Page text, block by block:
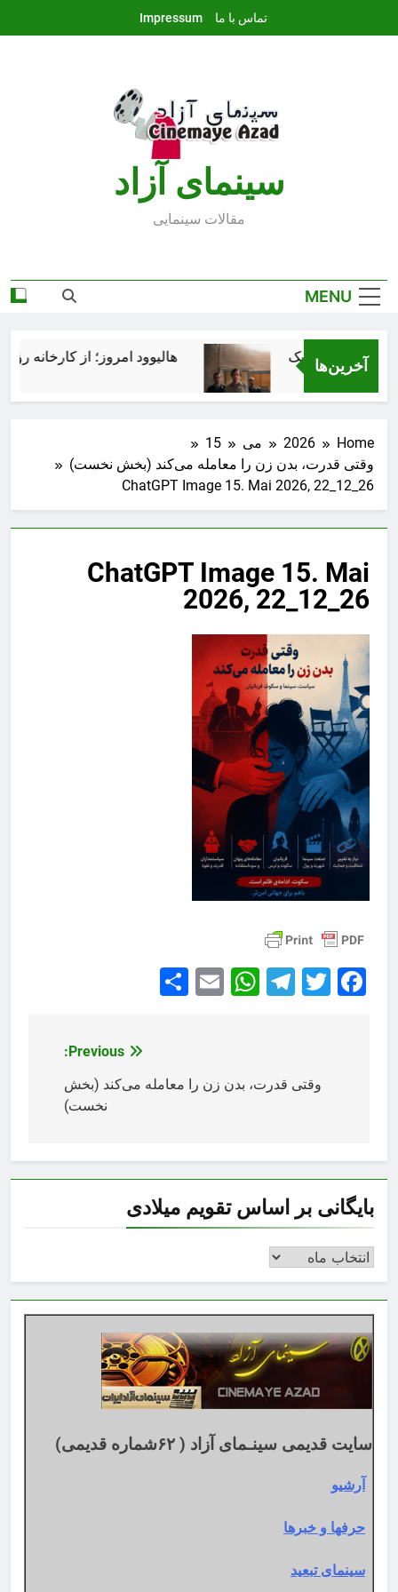
تماس با ما Impressum
سينماى آزاد
مقالات سينمايى
MENU
آخرین‌ها هالیوود امروز؛ از کارخانه
Home
2026 می
15
وقتی قدرت، بدن زن را معامله می‌کند (بخش نخست)
ChatGPT Image 15. Mai 2026, 22_12_26
ChatGPT Image 15. Mai
2026, 22_12_26
Facebook
Twitter
Telegram
WhatsApp
Email
نوشته
Previous:
وقتی قدرت، بدن زن را معامله می‌کند (بخش
نخست)
بایگانی بر اساس تقویم میلادی
بایگانی
اساس
تقویم
میلادی
سایت قدیمی سینـمای آزاد ( ۶۲شماره قدیمی)
آرشیو
حرفها و خبرها
سینمای تبعید